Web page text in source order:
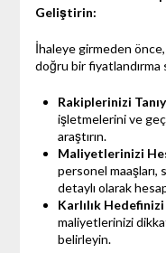
Geliştirin:
İhaleye girmeden
doğru bir
Rakiplerinizi
işletmelerini ve
araştırın.
Maliyetlerinizi
personel
detaylı olarak
Karlılık
maliyetlerinizi
belirleyin.